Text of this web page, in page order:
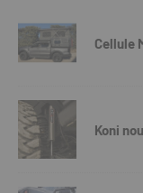
Cellule
Koni